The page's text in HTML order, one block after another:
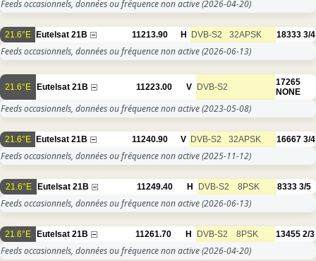
Feeds occasionnels, données ou fréquence non active(2026-04-20)
21.6°E Eutelsat 21B 11213.90 H DVB-S2 32APSK 18333 3/4
Feeds occasionnels, données ou fréquence non active(2026-06-13)
21.6°E Eutelsat 21B 11223.00 V DVB-S2
17265
NONE
Feeds occasionnels, données ou fréquence non active(2023-05-08)
21.6°E Eutelsat 21B 11240.90 V DVB-S2 32APSK 16667 3/4
Feeds occasionnels, données ou fréquence non active(2025-11-12)
21.6°E Eutelsat 21B 11249.40 H DVB-S2 8PSK 8333 3/5
Feeds occasionnels, données ou fréquence non active(2026-06-13)
21.6°E Eutelsat 21B 11261.70 H DVB-S2 8PSK 13455 2/3
Feeds occasionnels, données ou fréquence non active(2026-04-20)